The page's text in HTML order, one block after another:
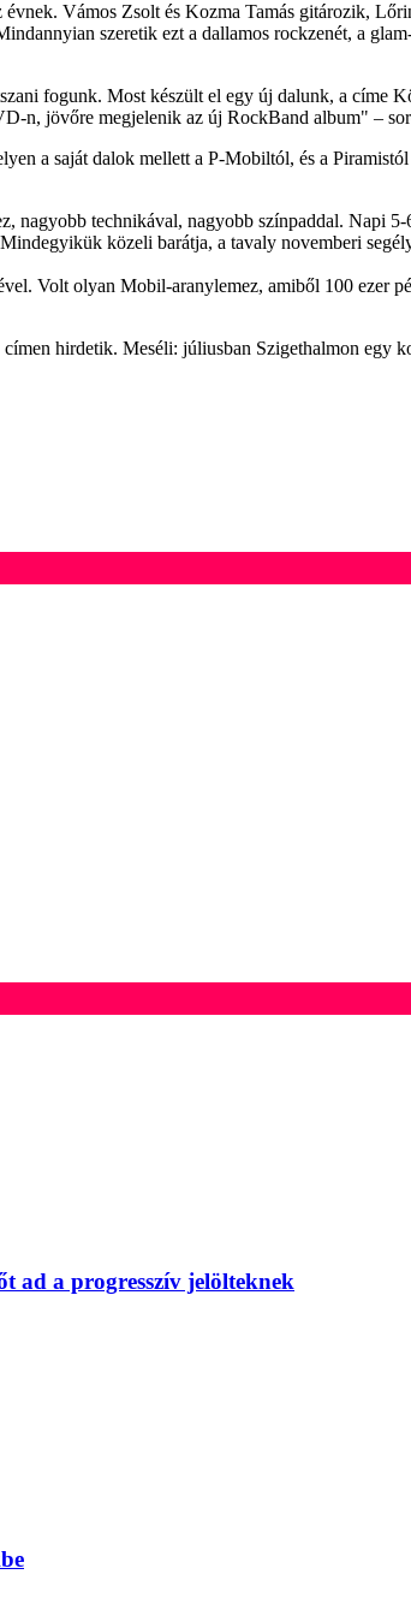
Vámos Zsolt és Kozma Tamás gitározik,
szeretik ezt a dallamos rockzenét, a
fogunk. Most készült el egy új dalunk, a címe
n, jövőre megjelenik az új RockBand album" –
a saját dalok mellett a P-Mobiltól, és a
nagyobb technikával, nagyobb színpaddal. Napi
közeli barátja, a tavaly novemberi
Volt olyan Mobil-aranylemez, amiből 100 ezer
hirdetik. Meséli: júliusban Szigethalmon egy
ad a progresszív jelölteknek